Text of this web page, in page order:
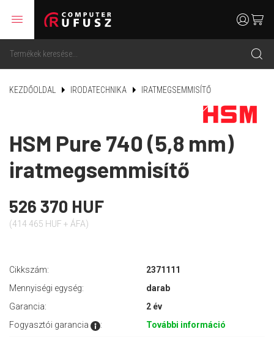
menu
search
usercart
KEZDŐOLDAL IRODATECHNIKA IRATMEGSEMMISÍTŐ
HSM Pure 740 (5,8 mm)
iratmegsemmisítő
526 370 HUF
(414 465 HUF + ÁFA)
Cikkszám:
2371111
Mennyiségi egység:
darab
Garancia:
2 év
Fogyasztói garancia
: További információ